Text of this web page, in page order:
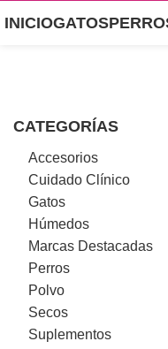
INICIOGATOS
CATEGORÍAS
Accesorios
Cuidado Clínico
Gatos
Húmedos
Marcas Destacadas
Perros
Polvo
Secos
Suplementos